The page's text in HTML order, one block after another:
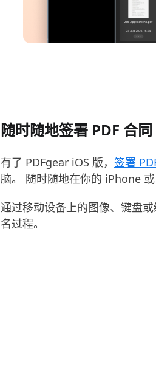
随时随地签署 PDF 合同
有了 PDFgear iOS 版， 签署
脑。 随时随地在你的 iPhone 或
通过移动设备上的图像、键盘
名过程。